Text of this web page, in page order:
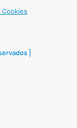
Cookies
|